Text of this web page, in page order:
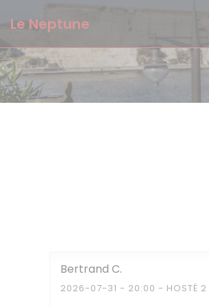
Le Neptune
Bertrand C
2026-07-31 - 20:00 - HOSTÉ 2